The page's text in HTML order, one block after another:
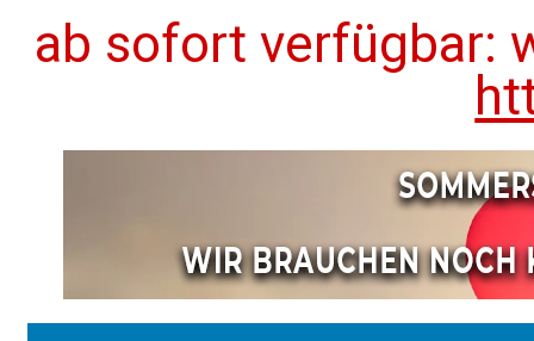
ab sofort verfügbar: